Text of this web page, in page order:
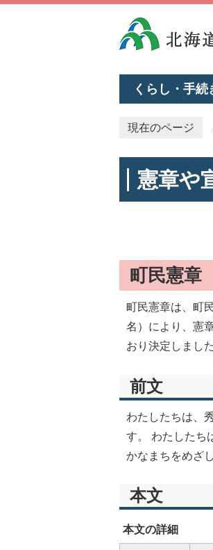
くらし・手続
現在のページ
憲章や
町民憲章
町民憲章は、町
名）により、憲
おり決定しました
前文
わたしたちは、
す。 わたしたち
かなまちをめざ
本文
本文の詳細